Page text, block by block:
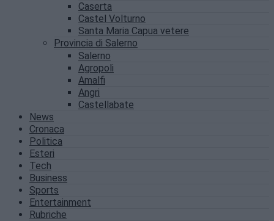
Caserta
Castel Volturno
Santa Maria Capua vetere
Provincia di Salerno
Salerno
Agropoli
Amalfi
Angri
Castellabate
News
Cronaca
Politica
Esteri
Tech
Business
Sports
Entertainment
Rubriche